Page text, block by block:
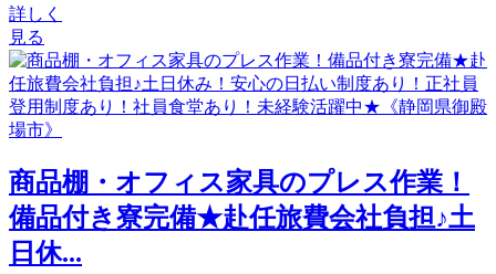
詳しく
見る
商品棚・オフィス家具のプレス作業！
備品付き寮完備★赴任旅費会社負担♪土
日休...